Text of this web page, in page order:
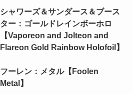
シャワーズ＆サンダース＆ブース
ター：ゴールドレインボーホロ
【Vaporeon and Jolteon and
Flareon Gold Rainbow Holofoil】
フーレン：メタル【Foolen
Metal】